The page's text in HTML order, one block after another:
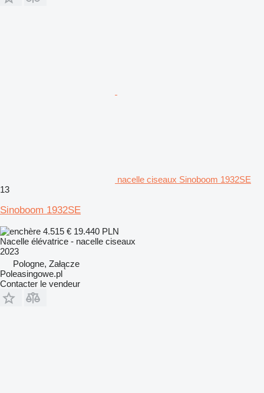
nacelle ciseaux Sinoboom 1932SE
13
Sinoboom 1932SE
4.515 € 19.440 PLN
Nacelle élévatrice - nacelle ciseaux
2023
Pologne, Załącze
Poleasingowe.pl
Contacter le vendeur